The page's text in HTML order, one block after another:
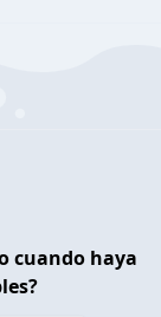
cuando haya